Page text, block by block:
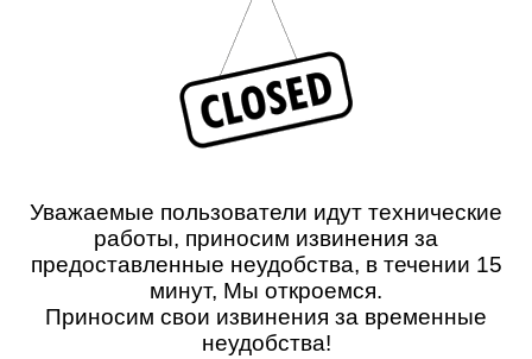
Уважаемые пользователи идут технические
работы, приносим извинения за
предоставленные неудобства, в течении 15
минут, Мы откроемся.
Приносим свои извинения за временные
неудобства!